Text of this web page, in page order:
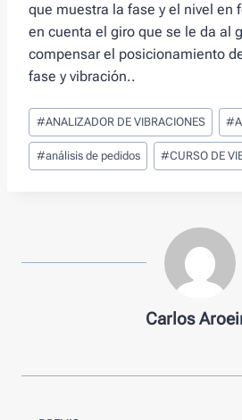
que muestra la fase y el nivel en
en cuenta el giro que se le da al
compensar el posicionamiento
fase y vibración..
Tags
de
Entradas:
#ANALIZADOR DE VIBRACIONES #
#análisis de pedidos #CURSO DE
Carlos